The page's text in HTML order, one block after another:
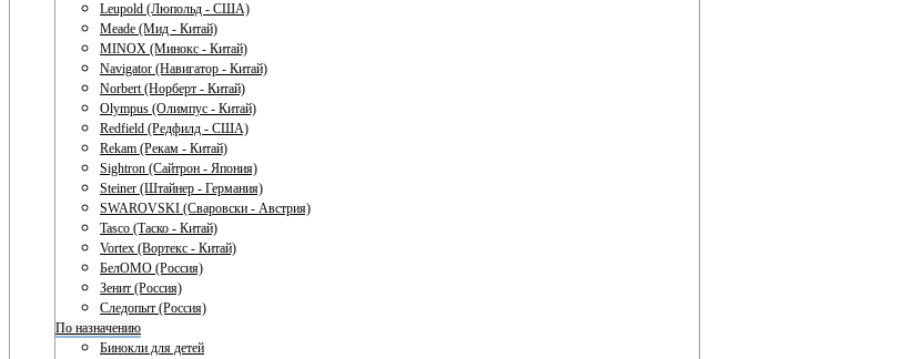
Leupold (Люпольд - США)
Meade (Мид - Китай)
MINOX (Минокс - Китай)
Navigator (Навигатор - Китай)
Norbert (Норберт - Китай)
Olympus (Олимпус - Китай)
Redfield (Редфилд - США)
Rekam (Рекам - Китай)
Sightron (Сайтрон - Япония)
Steiner (Штайнер - Германия)
SWAROVSKI (Сваровски - Австрия)
Tasco (Таско - Китай)
Vortex (Вортекс - Китай)
БелОМО (Россия)
Зенит (Россия)
Следопыт (Россия)
По назначению
Бинокли для детей